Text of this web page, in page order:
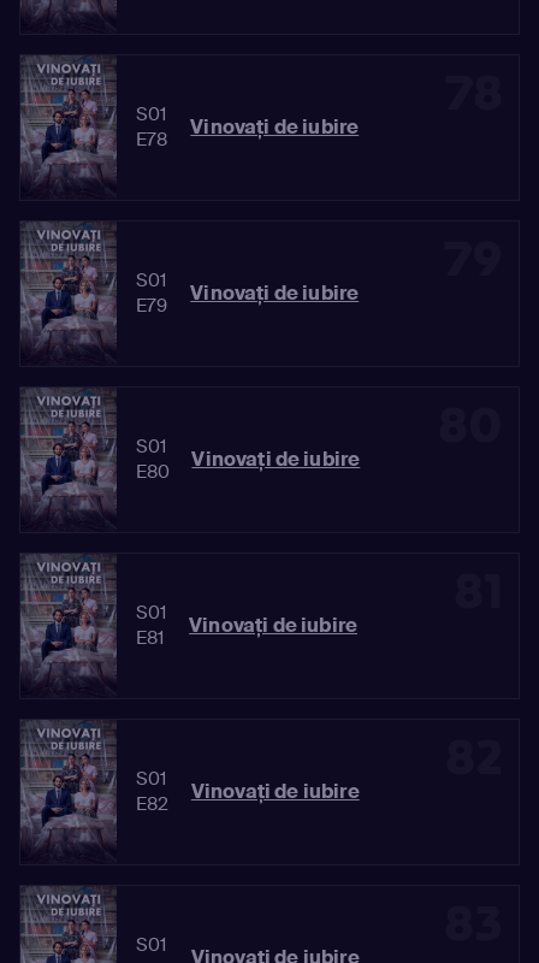
S01
E78
Vinovaţi de iubire
S01
E79
Vinovaţi de iubire
S01
E80
Vinovaţi de iubire
S01
E81
Vinovaţi de iubire
S01
E82
Vinovaţi de iubire
S01
Vinovaţi de iubire